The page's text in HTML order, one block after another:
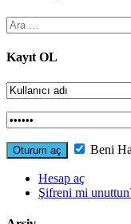
Arama:
Kayıt OL
Beni
Hesap aç
Şifreni mi